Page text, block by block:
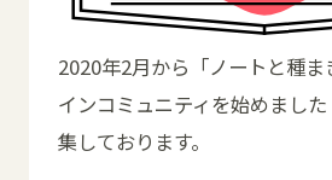
2020年2月から「ノートと種
インコミュニティを始めまし
集しております。